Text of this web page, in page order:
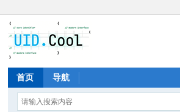
首页 导航